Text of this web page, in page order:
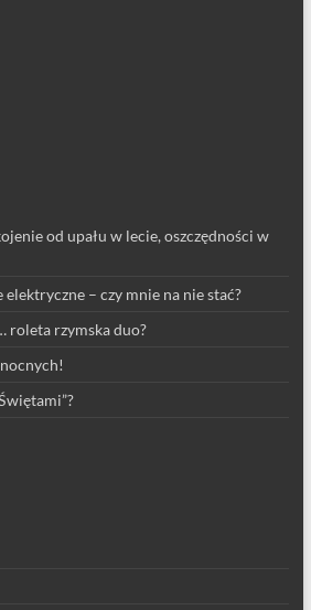
od upału w lecie, oszczędności w
elektryczne – czy mnie na nie stać?
roleta rzymska duo?